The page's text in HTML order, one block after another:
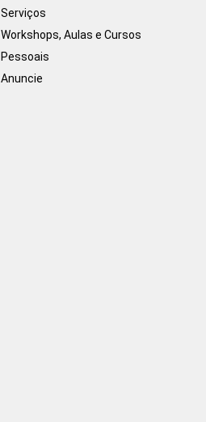
Serviços
Workshops, Aulas e Cursos
Pessoais
Anuncie